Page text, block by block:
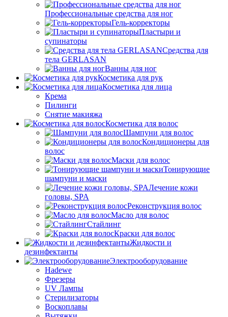
Профессиональные средства для ног
Гель-корректоры
Пластыри и
супинаторы
Средства для
тела GERLASAN
Ванны для ног
Косметика для рук
Косметика для лица
Крема
Пилинги
Снятие макияжа
Косметика для волос
Шампуни для волос
Кондиционеры для
волос
Маски для волос
Тонирующие
шампуни и маски
Лечение кожи
головы, SPA
Реконструкция волос
Масло для волос
Стайлинг
Краски для волос
Жидкости и
дезинфектанты
Электрооборудование
Hadewe
Фрезеры
UV Лампы
Стерилизаторы
Воскоплавы